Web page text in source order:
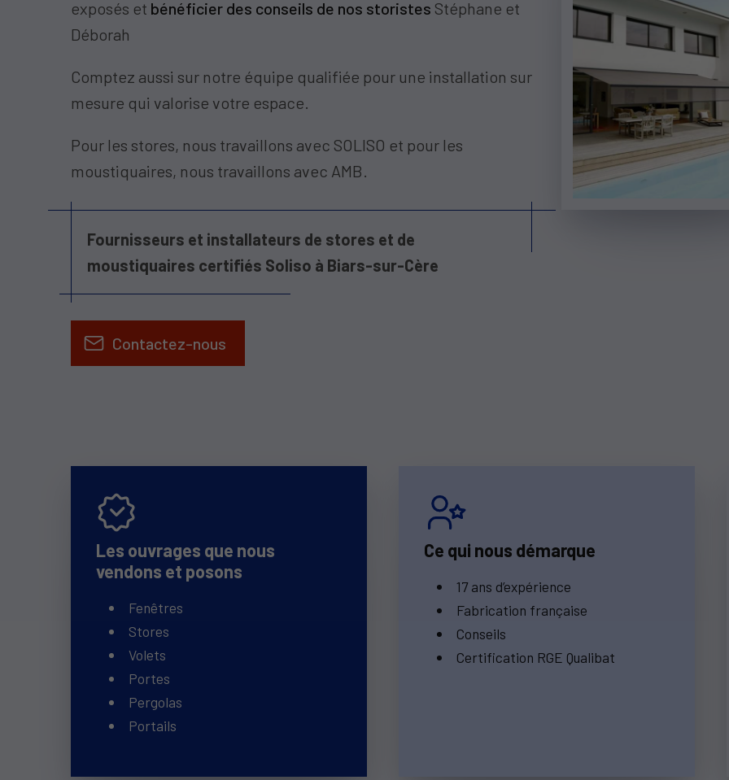
exposés et bénéficier des conseils de nos storistes Stéphane et
Déborah
Comptez aussi sur notre équipe qualifiée pour une installation sur
mesure qui valorise votre espace.
Pour les stores, nous travaillons avec SOLISO et pour les
moustiquaires, nous travaillons avec AMB.
Fournisseurs et installateurs de stores et de
moustiquaires certifiés Soliso à Biars-sur-Cère
Contactez-nous
Les ouvrages que nous
vendons et posons
Fenêtres
Stores
Volets
Portes
Pergolas
Portails
Ce qui nous démarque
17 ans d’expérience
Fabrication française
Conseils
Certification RGE Qualibat